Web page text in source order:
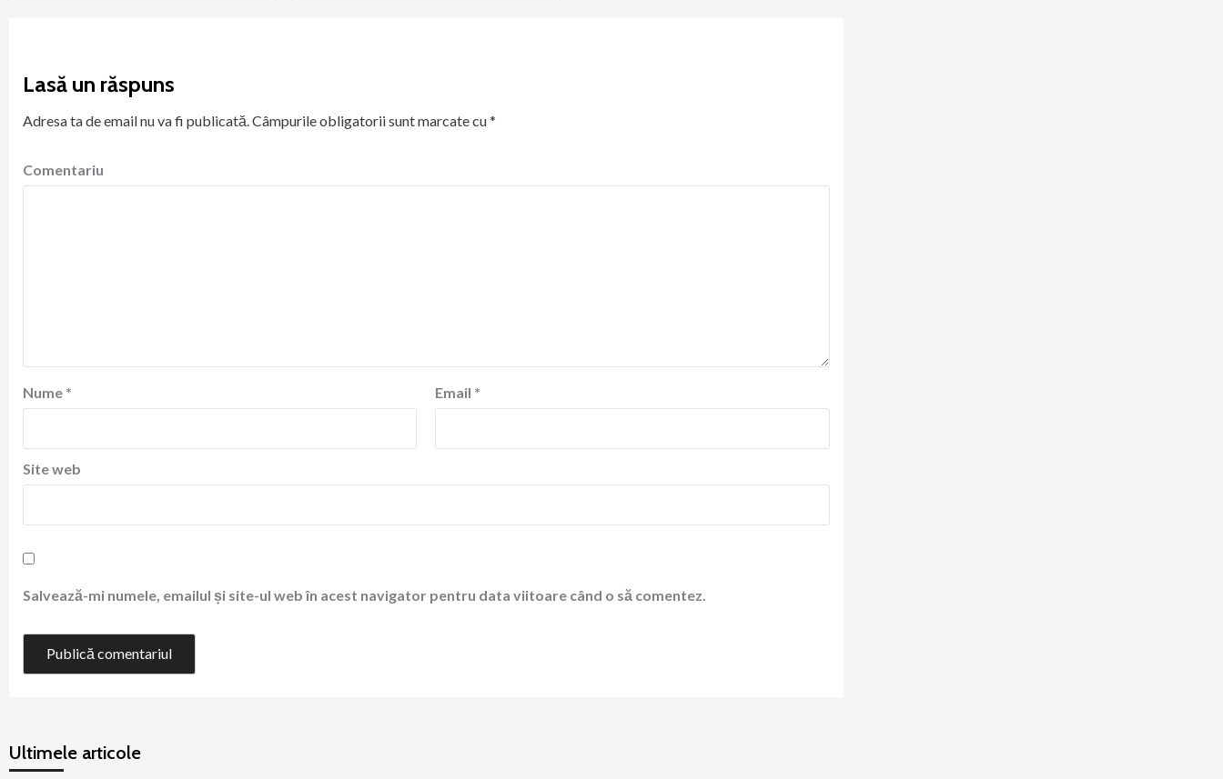
Lasă un răspuns
Adresa ta de email nu va fi publicată. Câmpurile obligatorii sunt marcate cu*
Comentariu
Nume * Email *
Site web
Salvează-mi numele, emailul și site-ul web în acest navigator pentru data viitoare când o să comentez.
Ultimele articole